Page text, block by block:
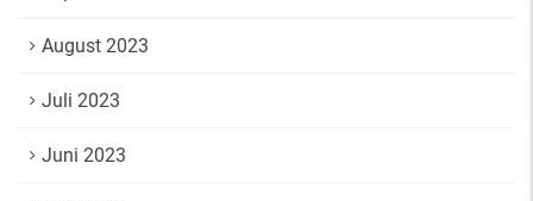
August 2023
Juli 2023
Juni 2023